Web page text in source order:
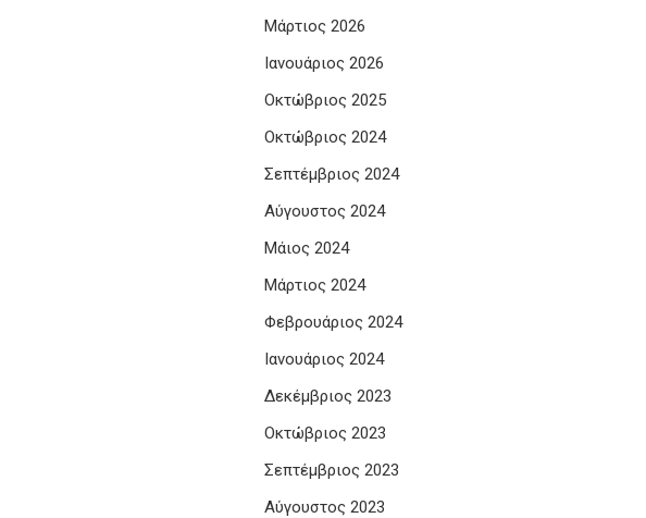
Μάρτιος 2026
Ιανουάριος 2026
Οκτώβριος 2025
Οκτώβριος 2024
Σεπτέμβριος 2024
Αύγουστος 2024
Μάιος 2024
Μάρτιος 2024
Φεβρουάριος 2024
Ιανουάριος 2024
Δεκέμβριος 2023
Οκτώβριος 2023
Σεπτέμβριος 2023
Αύγουστος 2023